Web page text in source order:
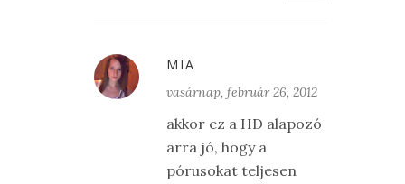
MIA
vasárnap, február 26, 2012
akkor ez a HD alapozó
arra jó, hogy a
pórusokat teljesen